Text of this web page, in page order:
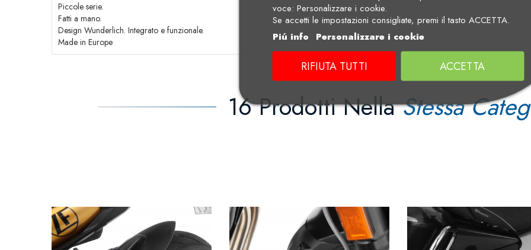
Piccole serie.
Fatti a mano.
Design Wunderlich. Integrato e funzionale.
Made in Europe
16 Prodotti NellaStessa
voce: Personalizzare i cookie.
Se accetti le impostazioni consigliate, premi il tasto ACCETTA.
Piú info
Personalizzare i cookie
RIFIUTA TUTTI ACCETTA